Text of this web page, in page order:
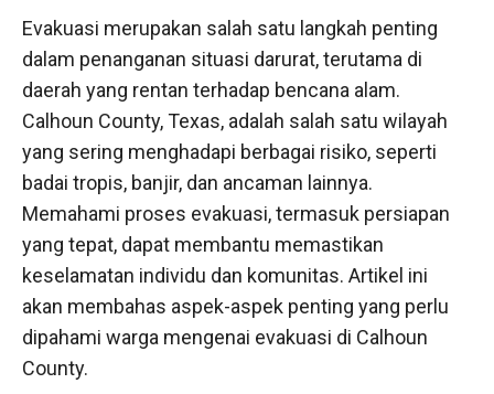
Evakuasi merupakan salah satu langkah penting
dalam penanganan situasi darurat, terutama di
daerah yang rentan terhadap bencana alam.
Calhoun County, Texas, adalah salah satu wilayah
yang sering menghadapi berbagai risiko, seperti
badai tropis, banjir, dan ancaman lainnya.
Memahami proses evakuasi, termasuk persiapan
yang tepat, dapat membantu memastikan
keselamatan individu dan komunitas. Artikel ini
akan membahas aspek-aspek penting yang perlu
dipahami warga mengenai evakuasi di Calhoun
County.